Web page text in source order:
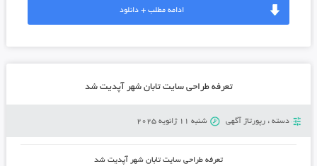
ادامه مطلب + دانلود
تعرفه طراحی سایت تابان شهر آپدیت شد
دسته : رپورتاژ آگهی شنبه 11 ژانویه 2025
تعرفه طراحی سایت تابان شهر آپدیت شد